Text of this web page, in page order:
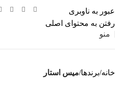
عبور به ناوبری
رفتن به محتوای اصلی
منو
خانه برندها میس استار